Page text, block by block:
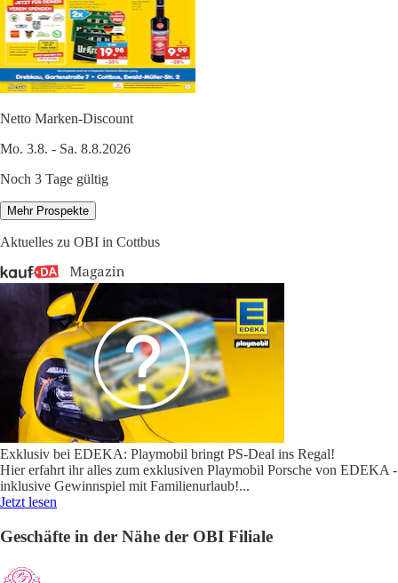
Netto Marken-Discount
Mo. 3.8. - Sa. 8.8.2026
Noch 3 Tage gültig
Mehr Prospekte
Aktuelles zu OBI in Cottbus
Exklusiv bei EDEKA: Playmobil bringt PS-Deal ins Regal!
Hier erfahrt ihr alles zum exklusiven Playmobil Porsche von EDEKA -
inklusive Gewinnspiel mit Familienurlaub!...
Jetzt lesen
Geschäfte in der Nähe der OBI Filiale